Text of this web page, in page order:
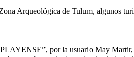
Arqueológica de Tulum, algunos
por la usuario May Martir,